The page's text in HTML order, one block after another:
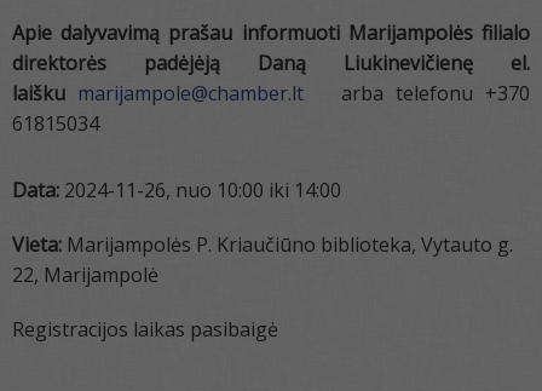
Apie dalyvavimą prašau informuoti Marijampolės filialo
direktorės padėjėją Daną Liukinevičienę el.
laišku marijampole@chamber.lt arba telefonu +370
61815034
Data: 2024-11-26, nuo 10:00 iki 14:00
Vieta: Marijampolės P. Kriaučiūno biblioteka, Vytauto g.
22, Marijampolė
Registracijos laikas pasibaigė